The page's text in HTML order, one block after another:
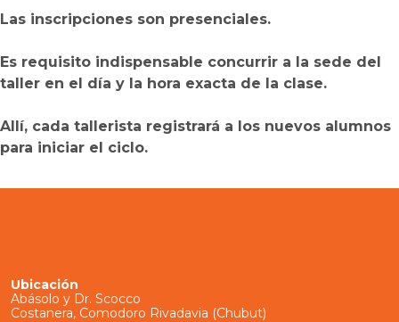
Las inscripciones son presenciales.
Es requisito indispensable concurrir a la sede del
taller en el día y la hora exacta de la clase.
Allí, cada tallerista registrará a los nuevos alumnos
para iniciar el ciclo.
Ubicación
Abásolo y Dr. Scocco
Costanera, Comodoro Rivadavia (Chubut)